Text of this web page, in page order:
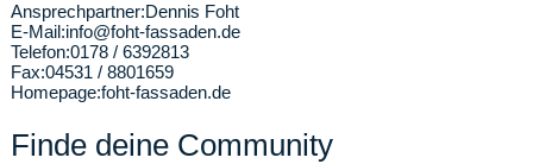
Ansprechpartner:Dennis Foht
E-Mail:info@foht-fassaden.de
Telefon:0178 / 6392813
Fax:04531 / 8801659
Homepage:foht-fassaden.de
Finde deine Community